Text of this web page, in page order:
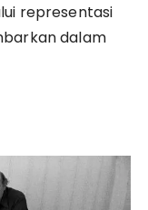
representasi
dalam